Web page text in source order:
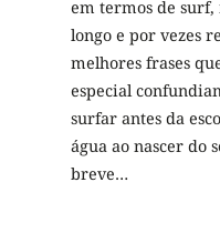
em termos de
longo e por vezes
melhores frases
especial
surfar antes da
água ao nascer do
breve…